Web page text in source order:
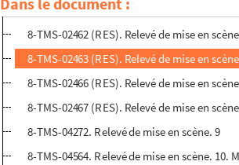
8-TMS-02461 (RES). Relevé de mise en
8-TMS-02462 (RES). Relevé de mise en
8-TMS-02463 (RES). Relevé de mise en
8-TMS-02466 (RES). Relevé de mise en
8-TMS-02467 (RES). Relevé de mise en
8-TMS-04272. Relevé de mise en scène. 9
8-TMS-04564. Relevé de mise en scène. 10.